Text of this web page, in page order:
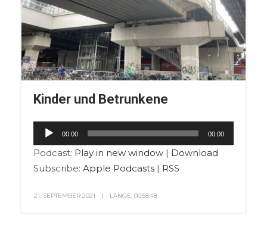
Kinder und Betrunkene
Audio-
Player
00:00 00:00
Podcast: Play in new window| Download
Subscribe: Apple Podcasts| RSS
21. SEPTEMBER 2021 LÄNGE: 00:58:48